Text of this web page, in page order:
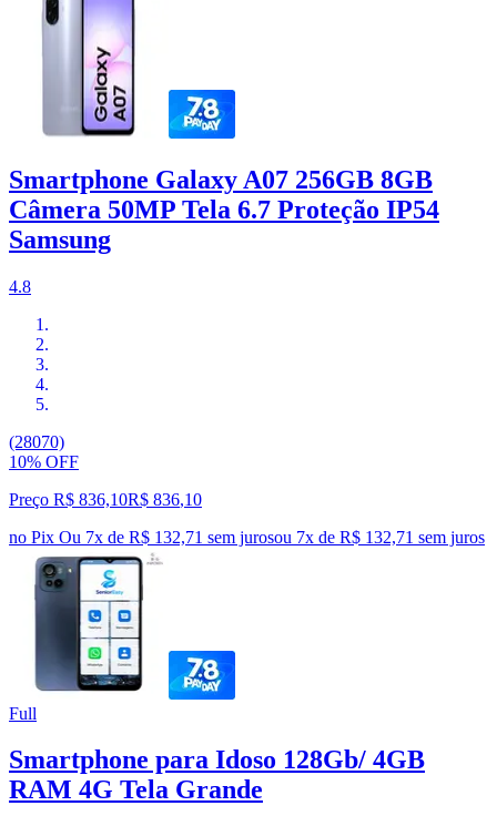
Smartphone Galaxy A07 256GB 8GB
Câmera 50MP Tela 6.7 Proteção IP54
Samsung
4.8
(28070)
10% OFF
Preço R$ 836,10R$ 836,10
no Pix Ou 7x de R$ 132,71 sem jurosou 7x de R$ 132,71 sem juros
Full
Smartphone para Idoso 128Gb/ 4GB
RAM 4G Tela Grande